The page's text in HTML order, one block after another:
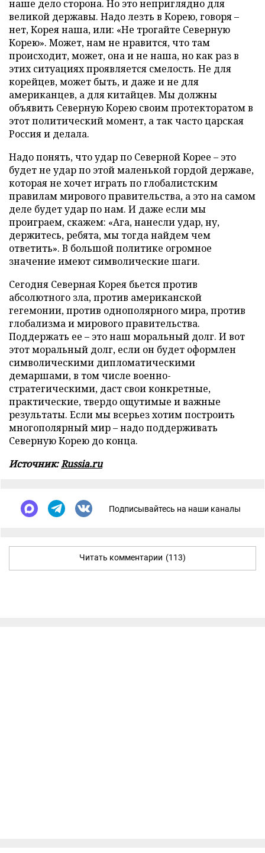
наше дело сторона. Но это неприглядно для
великой державы. Надо лезть в Корею, говоря –
нет, Корея наша, или: «Не трогайте Северную
Корею». Может, нам не нравится, что там
происходит, может, она и не наша, но как раз в
этих ситуациях проявляется смелость. Не для
корейцев, может быть, и даже и не для
американцев, а для китайцев. Мы должны
объявить Северную Корею своим протекторатом в
этот политический момент, а так часто царская
Россия и делала.
Надо понять, что удар по Северной Корее – это
будет не удар по этой маленькой гордой державе,
которая не хочет играть по глобалистским
правилам мирового правительства, а это на самом
деле будет удар по нам. И даже если мы
проиграем, скажем: «Ага, нанесли удар, ну,
держитесь, ребята, мы тогда найдем чем
ответить». В большой политике огромное
значение имеют символические шаги.
Сегодня Северная Корея бьется против
абсолютного зла, против американской
гегемонии, против однополярного мира, против
глобализма и мирового правительства.
Поддержать ее – это наш моральный долг. И вот
этот моральный долг, если он будет оформлен
символическими дипломатическими
демаршами, в том числе военно-
стратегическими, даст свои конкретные,
практические, твердо ощутимые и важные
результаты. Если мы всерьез хотим построить
многополярный мир – надо поддерживать
Северную Корею до конца.
Источник:Russia.ru
Подписывайтесь на наши каналы
Читать комментарии (113)